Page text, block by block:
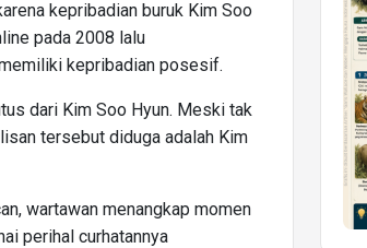
kepribadian buruk Kim Soo
pada 2008 lalu
kepribadian posesif.
dari Kim Soo Hyun. Meski tak
tersebut diduga adalah Kim
wartawan menangkap momen
perihal curhatannya